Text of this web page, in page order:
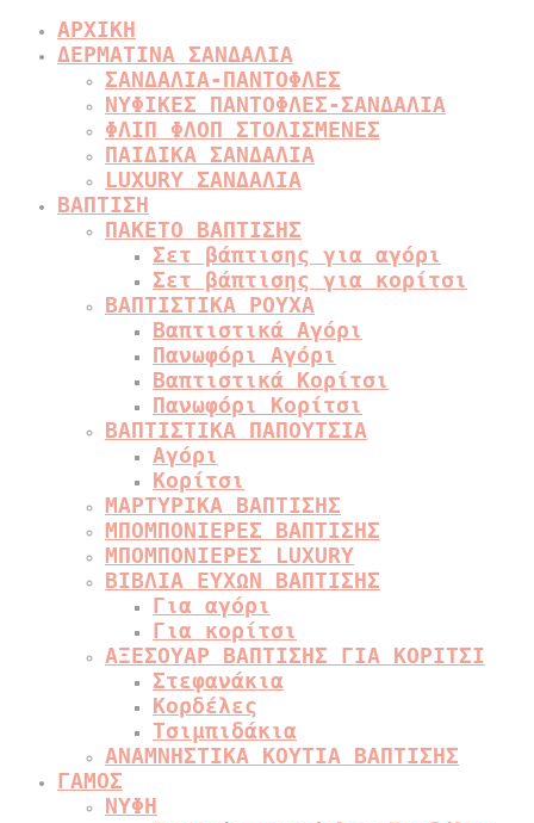
ΑΡΧΙΚΗ
ΔΕΡΜΑΤΙΝΑ ΣΑΝΔΑΛΙΑ
ΣΑΝΔΑΛΙΑ-ΠΑΝΤΟΦΛΕΣ
ΝΥΦΙΚΕΣ ΠΑΝΤΟΦΛΕΣ-ΣΑΝΔΑΛΙΑ
ΦΛΙΠ ΦΛΟΠ ΣΤΟΛΙΣΜΕΝΕΣ
ΠΑΙΔΙΚΑ ΣΑΝΔΑΛΙΑ
LUXURY ΣΑΝΔΑΛΙΑ
ΒΑΠΤΙΣΗ
ΠΑΚΕΤΟ ΒΑΠΤΙΣΗΣ
Σετ βάπτισης για αγόρι
Σετ βάπτισης για κορίτσι
ΒΑΠΤΙΣΤΙΚΑ ΡΟΥΧΑ
Βαπτιστικά Αγόρι
Πανωφόρι Αγόρι
Βαπτιστικά Κορίτσι
Πανωφόρι Κορίτσι
ΒΑΠΤΙΣΤΙΚΑ ΠΑΠΟΥΤΣΙΑ
Αγόρι
Κορίτσι
ΜΑΡΤΥΡΙΚΑ ΒΑΠΤΙΣΗΣ
ΜΠΟΜΠΟΝΙΕΡΕΣ ΒΑΠΤΙΣΗΣ
ΜΠΟΜΠΟΝΙΕΡΕΣ LUXURY
ΒΙΒΛΙΑ ΕΥΧΩΝ ΒΑΠΤΙΣΗΣ
Για αγόρι
Για κορίτσι
ΑΞΕΣΟΥΑΡ ΒΑΠΤΙΣΗΣ ΓΙΑ ΚΟΡΙΤΣΙ
Στεφανάκια
Κορδέλες
Τσιμπιδάκια
ΑΝΑΜΝΗΣΤΙΚΑ ΚΟΥΤΙΑ ΒΑΠΤΙΣΗΣ
ΓΑΜΟΣ
ΝΥΦΗ